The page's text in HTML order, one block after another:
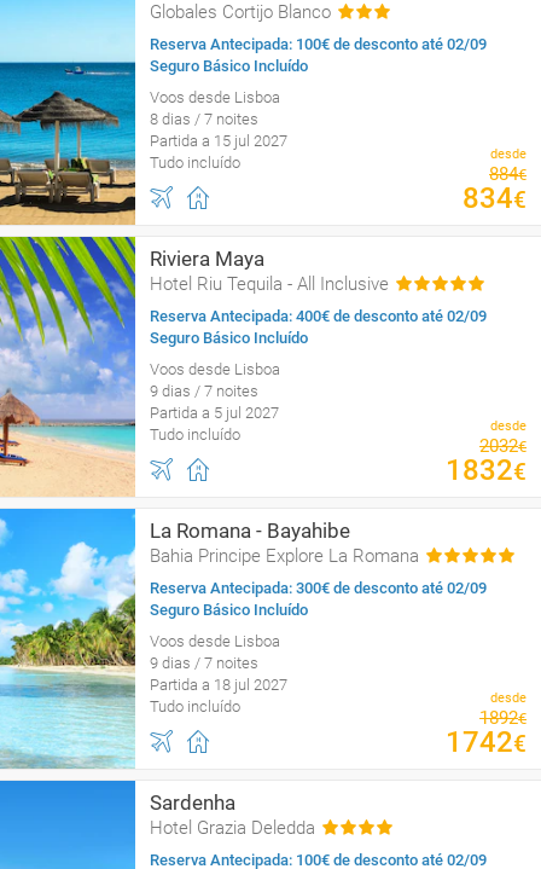
Globales Cortijo Blanco
Reserva Antecipada: 100€ de desconto até 02/09
Seguro Básico Incluído
Voos desde Lisboa
8 dias / 7 noites
Partida a 15 jul 2027
Tudo incluído
desde
884€
834€
Riviera Maya
Hotel Riu Tequila - All Inclusive
Reserva Antecipada: 400€ de desconto até 02/09
Seguro Básico Incluído
Voos desde Lisboa
9 dias / 7 noites
Partida a 5 jul 2027
Tudo incluído
desde
2032€
1832€
La Romana - Bayahibe
Bahia Principe Explore La Romana
Reserva Antecipada: 300€ de desconto até 02/09
Seguro Básico Incluído
Voos desde Lisboa
9 dias / 7 noites
Partida a 18 jul 2027
Tudo incluído
desde
1892€
1742€
Sardenha
Hotel Grazia Deledda
Reserva Antecipada: 100€ de desconto até 02/09